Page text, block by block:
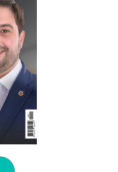
que orienta as
de 600
e tem como
Sustentável (ODS)
de dois eixos
que refletem as